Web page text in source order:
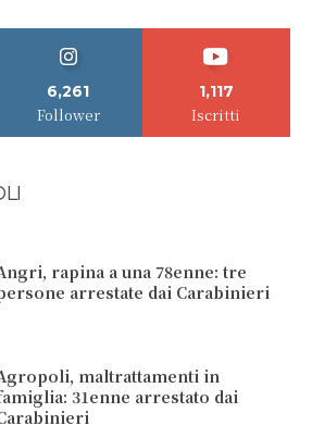
6,261
Follower
1,117
Iscritti
rapina a una 78enne: tre
arrestate dai Carabinieri
maltrattamenti in
31enne arrestato dai